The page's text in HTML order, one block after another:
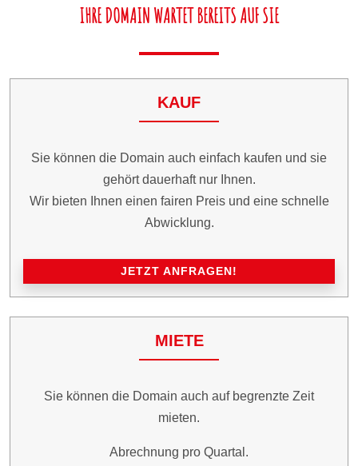
IHRE DOMAIN WARTET BEREITS AUF SIE
KAUF
Sie können die Domain auch einfach kaufen und sie
gehört dauerhaft nur Ihnen.
Wir bieten Ihnen einen fairen Preis und eine schnelle
Abwicklung.
JETZT ANFRAGEN!
MIETE
Sie können die Domain auch auf begrenzte Zeit
mieten.
Abrechnung pro Quartal.